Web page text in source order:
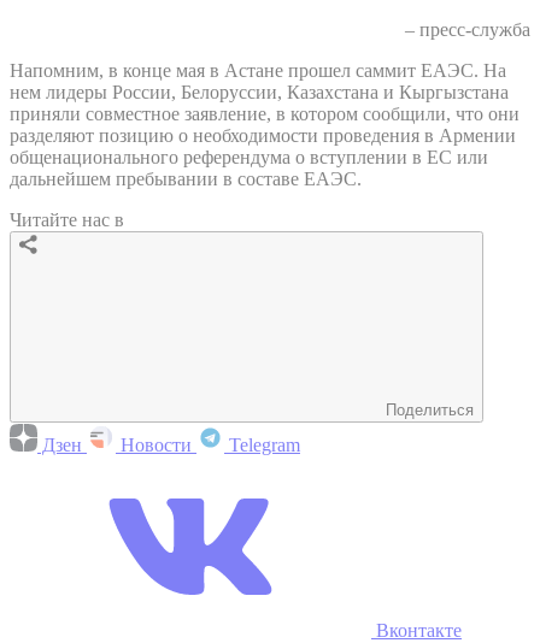
– пресс-служба
Напомним, в конце мая в Астане прошел саммит ЕАЭС. На
нем лидеры России, Белоруссии, Казахстана и Кыргызстана
приняли совместное заявление, в котором сообщили, что они
разделяют позицию о необходимости проведения в Армении
общенационального референдума о вступлении в ЕС или
дальнейшем пребывании в составе ЕАЭС.
Читайте нас в
Поделиться
Дзен Новости Telegram
Вконтакте